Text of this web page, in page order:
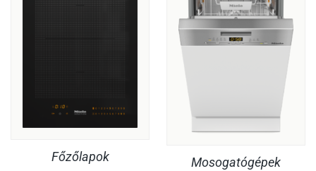
Főzőlapok Mosogatógépek